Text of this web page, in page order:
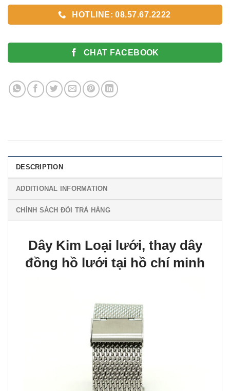
HOTLINE: 08.57.67.2222
CHAT FACEBOOK
DESCRIPTION
ADDITIONAL INFORMATION
CHÍNH SÁCH ĐỔI TRẢ HÀNG
Dây Kim Loại lưới, thay dây
đồng hồ lưới tại hồ chí minh